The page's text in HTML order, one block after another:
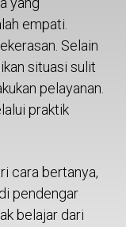
empati.
Selain
situasi sulit
pelayanan.
praktik
cara bertanya,
pendengar
belajar dari